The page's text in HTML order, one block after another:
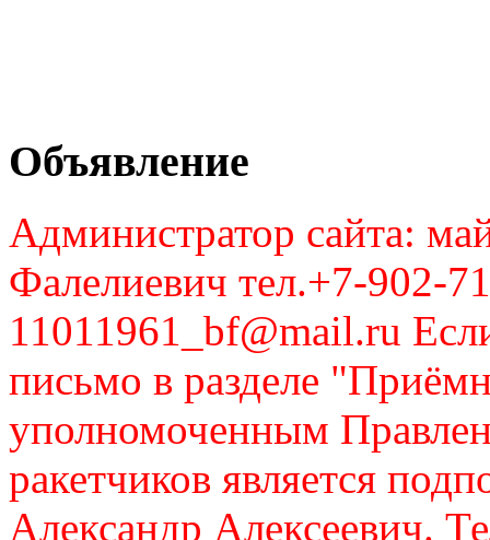
Объявление
Администратор сайта:
Фалелиевич тел.+7-902-
11011961_bf@mail.ru
письмо в разделе
уполномоченным
ракетчиков является
Александр Алексеевич.